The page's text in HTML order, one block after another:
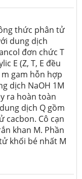
thức phân tử
dung dịch
đơn chức T
E (Z, T, E đều
gam hỗn hợp
dịch NaOH 1M
ra hoàn toàn
dịch Q gồm
cacbon. Cô cạn
khan M. Phần
khối bé nhất M